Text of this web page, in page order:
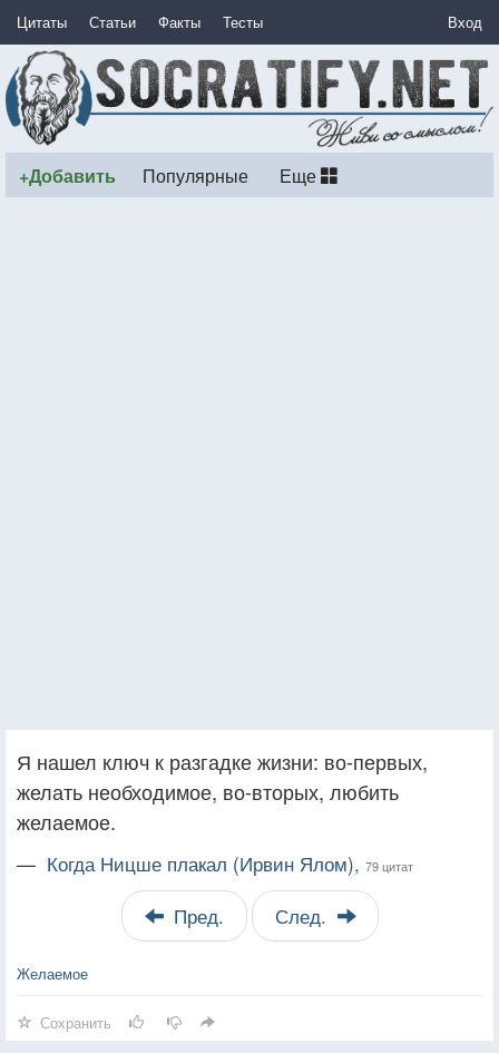
Цитаты Статьи Факты Тесты Вход
+Добавить Популярные Еще
Я нашел ключ к разгадке жизни: во-первых,
желать необходимое, во-вторых, любить
желаемое.
— Когда Ницше плакал (Ирвин Ялом), 79 цитат
Пред. След.
Желаемое
Сохранить